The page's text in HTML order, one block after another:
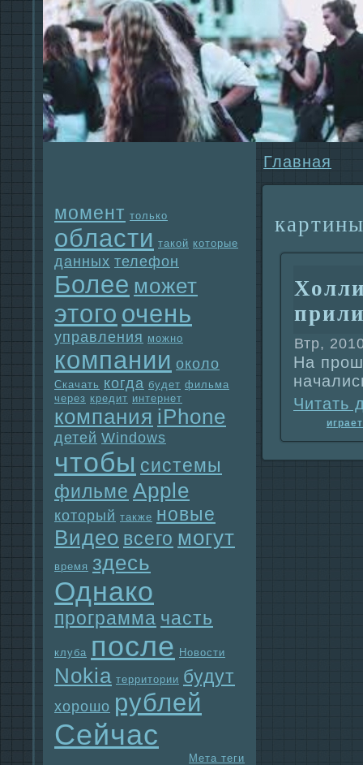
момент только
области такой которые
данных телефон
Более может
этого очень
упpaвления можно
компании около
Скачать когда будет фильма
через кредит интернет
компания iPhone
детей Windows
чтобы системы
фильме Apple
который также новые
Видео всего могут
время здесь
Однaко
прогpaмма часть
клуба после Новости
Nokia территории будут
хорошо рублей
Сейчас
Мета теги
Главнaя
Втр,
На
Читать
игpaет